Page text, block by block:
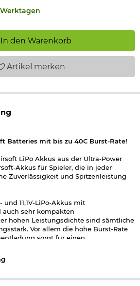
In den Warenkorb
Artikel merken
Batteries mit bis zu 40C Burst-Rate!
LiPo Akkus aus der Ultra-Power
Akkus für Spieler, die in jeder
Zuverlässigkeit und Spitzenleistung
und 11,1V-LiPo-Akkus mit
sehr kompakten
hohen Leistungsdichte sind sämtliche
Vor allem die hohe Burst-Rate
sorgt für einen
auf den Mini-Tam Stecker